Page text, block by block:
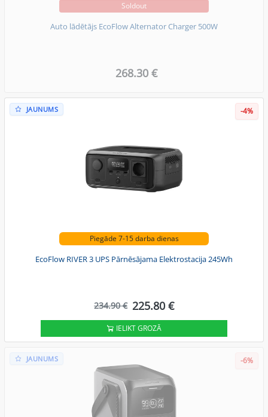
Soldout
Auto lādētājs EcoFlow Alternator Charger 500W
268.30 €
JAUNUMS -4%
Piegāde 7-15 darba dienas
EcoFlow RIVER 3 UPS Pārnēsājama Elektrostacija 245Wh
234.90 € 225.80 €
IELIKT GROZĀ
JAUNUMS -6%